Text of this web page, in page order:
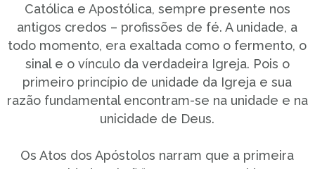
Católica e Apostólica, sempre presente nos
antigos credos – profissões de fé. A unidade, a
todo momento, era exaltada como o fermento, o
sinal e o vínculo da verdadeira Igreja. Pois o
primeiro princípio de unidade da Igreja e sua
razão fundamental encontram-se na unidade e na
unicidade de Deus.
Os Atos dos Apóstolos narram que a primeira